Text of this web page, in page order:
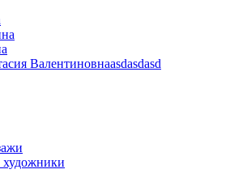
Валентиновнаasdasdasd